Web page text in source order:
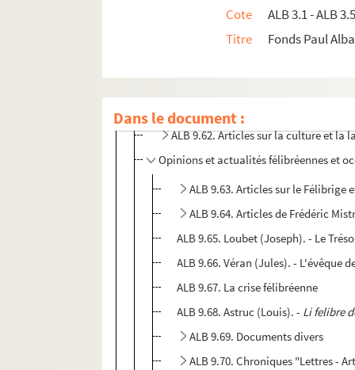
Cote
ALB 3.1 - ALB
Titre
Fonds Paul
Dans le document :
Sur Achille Mir
Articles de Louis Delhostal
ALB 9.61. Proupagacioun felibrenco,
ALB 9.62. Articles sur la culture et la
Opinions et actualités félibréennes et
ALB 9.63. Articles sur le
ALB 9.64. Articles de Frédéric
ALB 9.65. Loubet (Joseph). - Le
ALB 9.66. Véran (Jules). - L'évêque
ALB 9.67. La crise félibréenne
ALB 9.68. Astruc (Louis). - Li felibre
ALB 9.69. Documents divers
ALB 9.70. Chroniques "Lettres -